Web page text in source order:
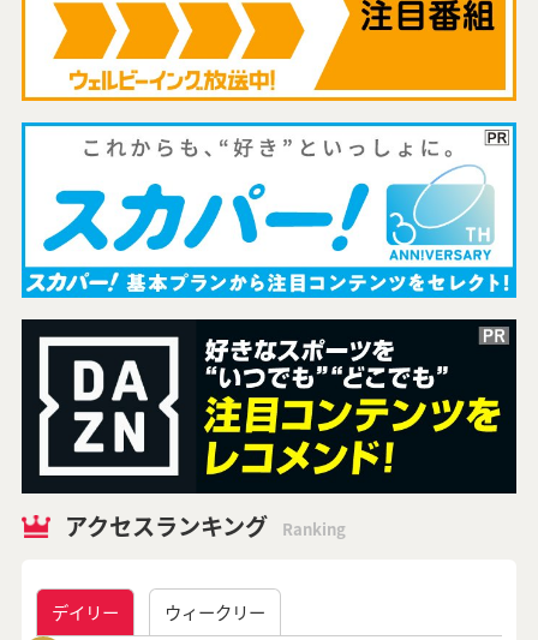
アクセスランキング Ranking
デイリー ウィークリー